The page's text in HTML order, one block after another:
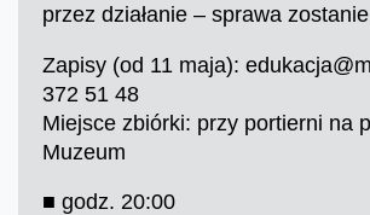
przez działanie – sprawa
Zapisy (od 11 maja):
372 51 48
Miejsce zbiórki: przy portierni na
Muzeum
■ godz. 20:00